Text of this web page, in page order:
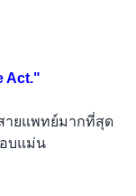
Act."
ายแพทย์มากที่สุด
บแม่น